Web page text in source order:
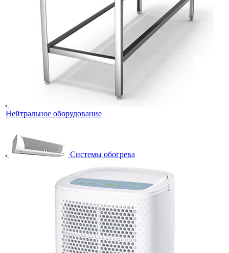
Нейтральное оборудование
Системы обогрева